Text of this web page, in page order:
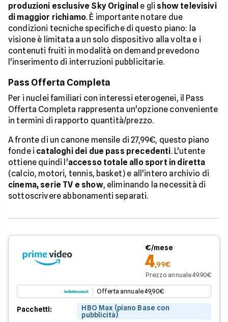
produzioni esclusive Sky Original e gli show televisivi
di maggior richiamo. È importante notare due
condizioni tecniche specifiche di questo piano: la
visione è limitata a un solo dispositivo alla volta e i
contenuti fruiti in modalità on demand prevedono
l'inserimento di interruzioni pubblicitarie.
Pass Offerta Completa
Per i nuclei familiari con interessi eterogenei, il Pass
Offerta Completa rappresenta un'opzione conveniente
in termini di rapporto quantità/prezzo.
A fronte di un canone mensile di 27,99€, questo piano
fonde i cataloghi dei due pass precedenti. L'utente
ottiene quindi l'accesso totale allo sport in diretta
(calcio, motori, tennis, basket) e all'intero archivio di
cinema, serie TV e show, eliminando la necessità di
sottoscrivere abbonamenti separati.
€/mese
4,99€
Prezzo annuale 49.90€
Offerta annuale 49,90€
Pacchetti:
HBO Max (piano Base con
pubblicità)